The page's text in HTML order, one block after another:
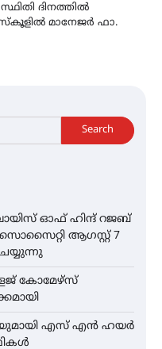
ദിനത്തിൽ
മാനേജർ ഫാ.
Search
വോയിസ് ഓഫ് ഹിന്ദ് റജബ്
സൊസൈറ്റി ആഗസ്റ്റ് 7
കോമേഴ്‌സ്
എസ് എൻ ഹയർ